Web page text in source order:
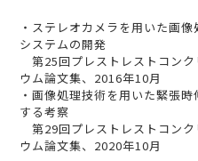
・ステレオカメラを用いた画
システムの開発
第25回プレストレストコン
ウム論文集、2016年10月
・画像処理技術を用いた緊張
する考察
第29回プレストレストコン
ウム論文集、2020年10月